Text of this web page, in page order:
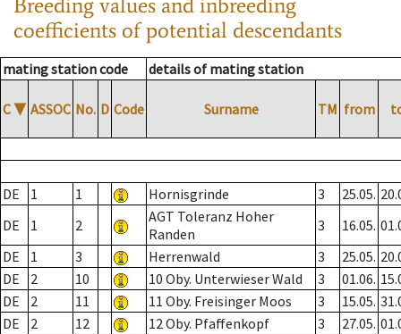
coefficients of potential descendants
mating station code details of mating station
C ▼ ASSOC No. D Code Surname TM from
DE 1 1 Hornisgrinde 3 25.05.
DE
1 2
AGT Toleranz Hoher
Randen
3 16.05.
DE
1 3 Herrenwald 3 25.05.
DE
2 10 10 Oby. Unterwieser Wald 3 01.06.
DE
2 11 11 Oby. Freisinger Moos 3 15.05.
DE
2 12 12 Oby. Pfaffenkopf 3 27.05.